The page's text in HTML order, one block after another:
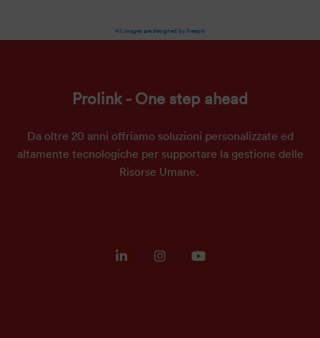
All images are designed by Freepik
Prolink - One step ahead
Da oltre 20 anni offriamo soluzioni personalizzate ed
altamente tecnologiche per supportare la gestione delle
Risorse Umane.